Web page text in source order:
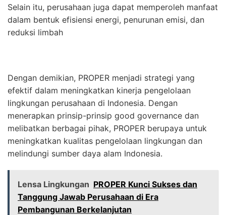
Selain itu, perusahaan juga dapat memperoleh manfaat
dalam bentuk efisiensi energi, penurunan emisi, dan
reduksi limbah
Dengan demikian, PROPER menjadi strategi yang
efektif dalam meningkatkan kinerja pengelolaan
lingkungan perusahaan di Indonesia. Dengan
menerapkan prinsip-prinsip good governance dan
melibatkan berbagai pihak, PROPER berupaya untuk
meningkatkan kualitas pengelolaan lingkungan dan
melindungi sumber daya alam Indonesia.
Lensa Lingkungan PROPER Kunci Sukses dan
Tanggung Jawab Perusahaan di Era
Pembangunan Berkelanjutan